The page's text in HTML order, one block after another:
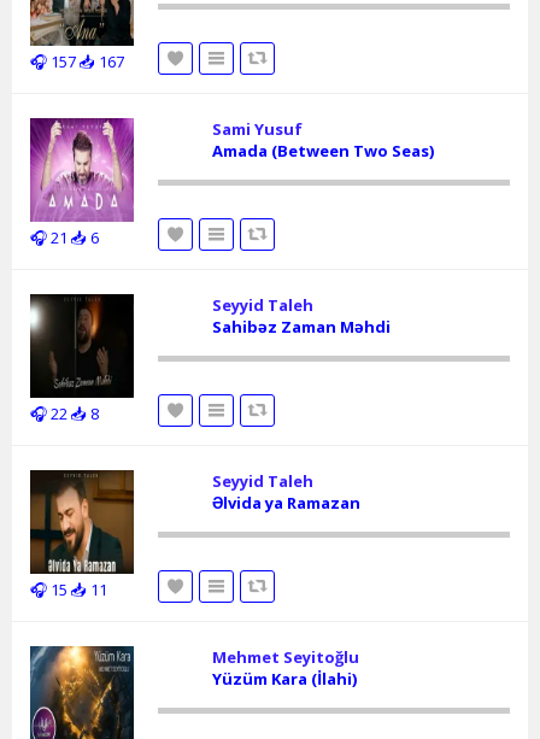
🎧 157📥 167
🎧 21 📥 6
Sami Yusuf
Amada (Between Two Seas)
🎧 22📥 8
Seyyid Taleh
Sahibəz Zaman Məhdi
🎧 15 📥 11
Seyyid Taleh
Əlvida ya Ramazan
Mehmet Seyitoğlu
Yüzüm Kara (İlahi)